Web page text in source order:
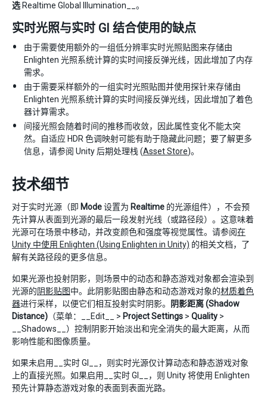
选 Realtime Global Illumination__。
实时光照与实时 GI 结合使用的缺点
由于需要使用额外的一组低分辨率实时光照贴图来存储由
Enlighten 光照系统计算的实时间接反弹光线，因此增加了内存
需求。
由于需要采样额外的一组实时光照贴图并使用探针来存储由
Enlighten 光照系统计算的实时间接反弹光线，因此增加了着色
器计算需求。
间接光照会随着时间的推移而收敛，因此属性变化不能太突
然。自适应 HDR 色调映射可能有助于隐藏此问题；要了解更多
信息，请参阅 Unity 后期处理栈 (Asset Store)。
技术细节
对于实时光源（即 Mode设置为 Realtime 的光源组件），不会预
先计算从表面到光源的最后一段发射光线（或路径段）。这意味着
光源可在场景中移动，并改变颜色和强度等视觉属性。请参阅在
Unity 中使用 Enlighten (Using Enlighten in Unity) 的相关文档，了
解有关路径段的更多信息。
如果光源也投射阴影，则场景中的动态和静态游戏对象都会渲染到
光源的阴影贴图中。此阴影贴图由静态和动态游戏对象的材质着色
器进行采样，以便它们相互投射实时阴影。
阴影距离 (Shadow
Distance) （菜单：__Edit__ > Project Settings > Quality >
__Shadows__）控制阴影开始淡出和完全消失的最大距离，从而
影响性能和图像质量。
如果未启用__实时 GI__，则实时光源仅计算动态和静态游戏对象
上的直接光照。如果启用__实时 GI__，则 Unity 将使用 Enlighten
预先计算静态游戏对象的表面到表面光路。